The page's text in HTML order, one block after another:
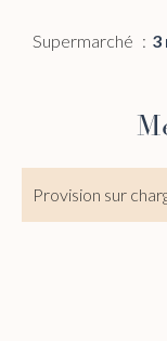
Supermarché 3
Provision sur